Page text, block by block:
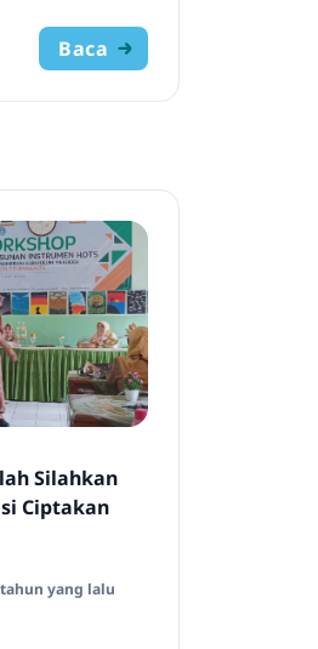
Baca
Silahkan
Ciptakan
yang lalu